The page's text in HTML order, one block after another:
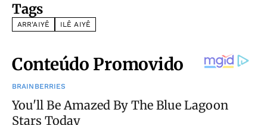
Tags
ARR'AIYÊ ILÊ AIYÊ